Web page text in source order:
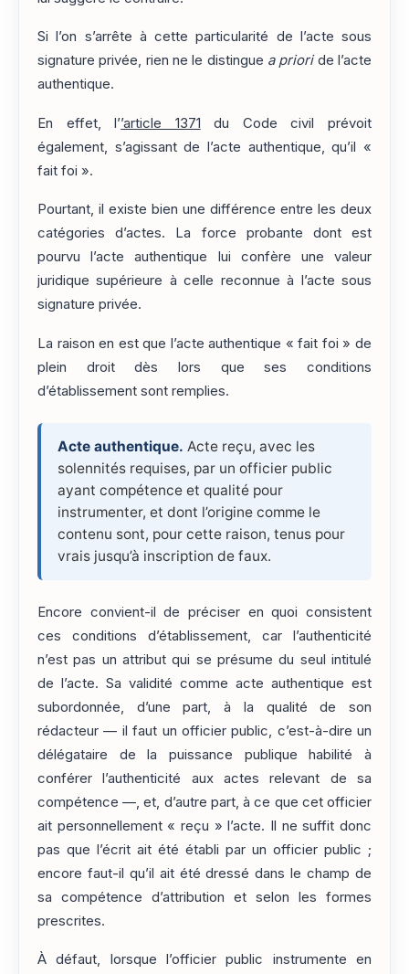
Si l’on s’arrête à cette particularité de l’acte sous
signature privée, rien ne le distingue a prioride l’acte
authentique.
En effet, l’’article 1371 du Code civil prévoit
également, s’agissant de l’acte authentique, qu’il «
fait foi ».
Pourtant, il existe bien une différence entre les deux
catégories d’actes. La force probante dont est
pourvu l’acte authentique lui confère une valeur
juridique supérieure à celle reconnue à l’acte sous
signature privée.
La raison en est que l’acte authentique « fait foi » de
plein droit dès lors que ses conditions
d’établissement sont remplies.
Acte authentique. Acte reçu, avec les
solennités requises, par un officier public
ayant compétence et qualité pour
instrumenter, et dont l’origine comme le
contenu sont, pour cette raison, tenus pour
vrais jusqu’à inscription de faux.
Encore convient-il de préciser en quoi consistent
ces conditions d’établissement, car l’authenticité
n’est pas un attribut qui se présume du seul intitulé
de l’acte. Sa validité comme acte authentique est
subordonnée, d’une part, à la qualité de son
rédacteur — il faut un officier public, c’est-à-dire un
délégataire de la puissance publique habilité à
conférer l’authenticité aux actes relevant de sa
compétence —, et, d’autre part, à ce que cet officier
ait personnellement « reçu » l’acte. Il ne suffit donc
pas que l’écrit ait été établi par un officier public ;
encore faut-il qu’il ait été dressé dans le champ de
sa compétence d’attribution et selon les formes
prescrites.
À défaut, lorsque l’officier public instrumente en